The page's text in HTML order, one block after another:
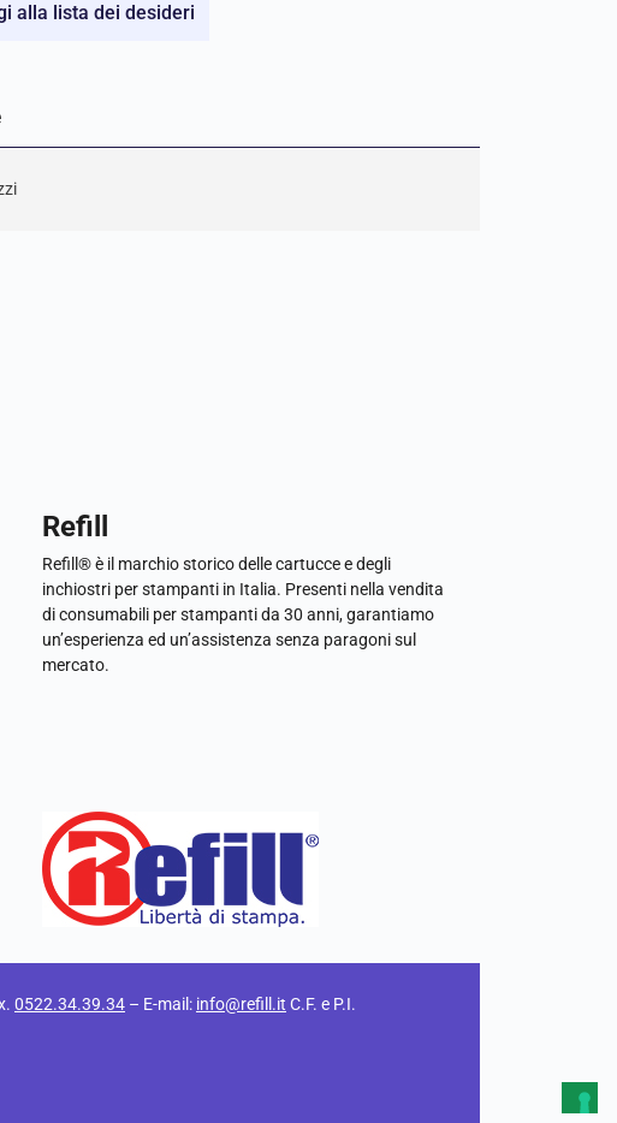
alla lista dei desideri
Refill
Refill® è il marchio storico delle cartucce e degli
inchiostri per stampanti in Italia. Presenti nella vendita
di consumabili per stampanti da 30 anni, garantiamo
un’esperienza ed un’assistenza senza paragoni sul
mercato.
0522.34.39.34 – E-mail: info@refill.it C.F. e P.I.